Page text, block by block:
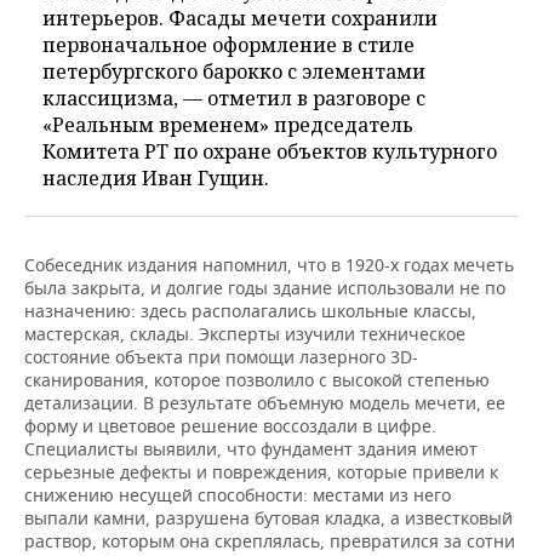
интерьеров. Фасады мечети сохранили
первоначальное оформление в стиле
петербургского барокко с элементами
классицизма, — отметил в разговоре с
«Реальным временем» председатель
Комитета РТ по охране объектов культурного
наследия Иван Гущин.
Собеседник издания напомнил, что в 1920-х годах мечеть
была закрыта, и долгие годы здание использовали не по
назначению: здесь располагались школьные классы,
мастерская, склады. Эксперты изучили техническое
состояние объекта при помощи лазерного 3D-
сканирования, которое позволило с высокой степенью
детализации. В результате объемную модель мечети, ее
форму и цветовое решение воссоздали в цифре.
Специалисты выявили, что фундамент здания имеют
серьезные дефекты и повреждения, которые привели к
снижению несущей способности: местами из него
выпали камни, разрушена бутовая кладка, а известковый
раствор, которым она скреплялась, превратился за сотни